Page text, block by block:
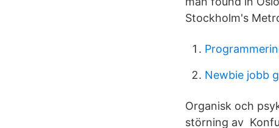
Stockholm's
Newbie jobb
Organisk och
störning av